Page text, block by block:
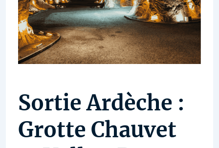
Sortie Ardèche :
Grotte Chauvet